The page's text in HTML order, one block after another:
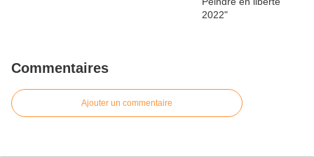
Commentaires
Ajouter un commentaire